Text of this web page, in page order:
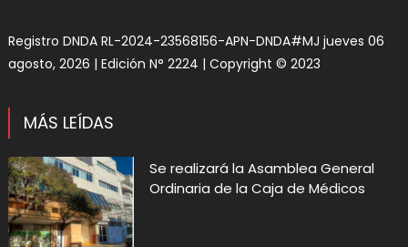
Registro DNDA RL-2024-23568156-APN-DNDA#MJ jueves 06
agosto, 2026 | Edición N° 2224 | Copyright © 2023
MÁS LEÍDAS
Se realizará la Asamblea General
Ordinaria de la Caja de Médicos